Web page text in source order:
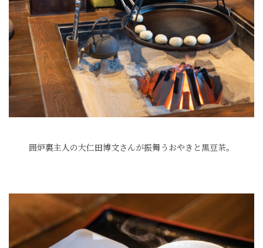
囲炉裏主人の大仁田博文さんが振舞うおやきと黒豆茶。